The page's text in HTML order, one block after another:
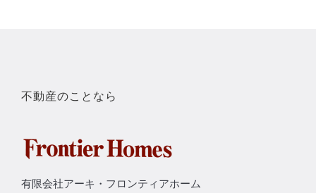
不動産のことなら
有限会社アーキ・フロンティアホーム